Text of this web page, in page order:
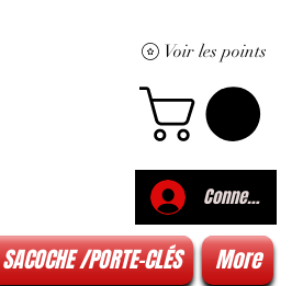
Voir les points
Connexion
SACOCHE /PORTE-CLÉS More